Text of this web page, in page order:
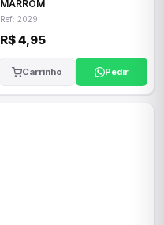
MARROM
Ref: 2029
R$ 4,95
Carrinho Pedir